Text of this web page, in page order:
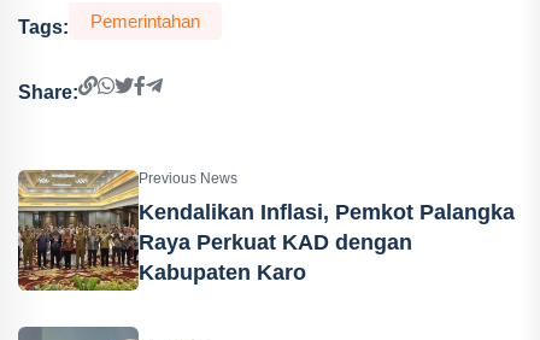
Tags: Pemerintahan
Share:
Previous News
Kendalikan Inflasi, Pemkot Palangka
Raya Perkuat KAD dengan
Kabupaten Karo